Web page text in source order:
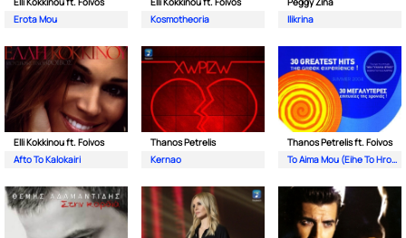
Erota Mou
Kosmotheoria
Ilikrina
Elli Kokkinou ft. Foivos
Afto To Kalokairi
Thanos Petrelis
Kernao
Thanos Petrelis ft. Foivos
To Aima Mou (Eihe To Hroma Tou Ouranou)